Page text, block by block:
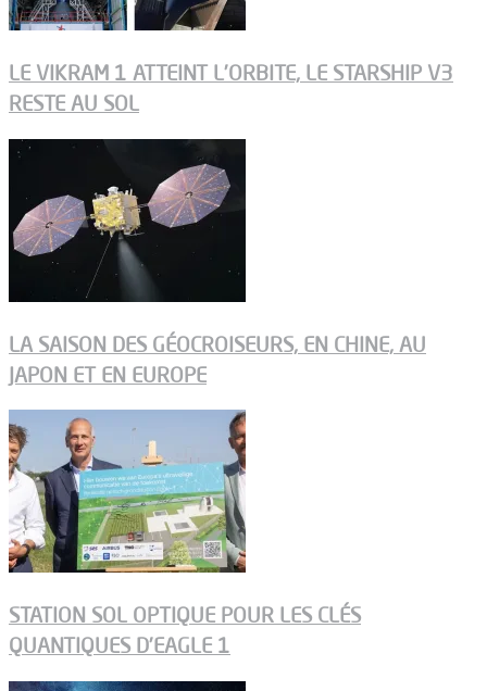
LE VIKRAM 1 ATTEINT L’ORBITE, LE STARSHIP V3
RESTE AU SOL
LA SAISON DES GÉOCROISEURS, EN CHINE, AU
JAPON ET EN EUROPE
STATION SOL OPTIQUE POUR LES CLÉS
QUANTIQUES D’EAGLE 1